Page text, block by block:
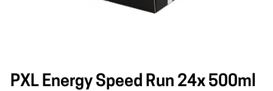
PXL Energy Speed Run 24x 500ml